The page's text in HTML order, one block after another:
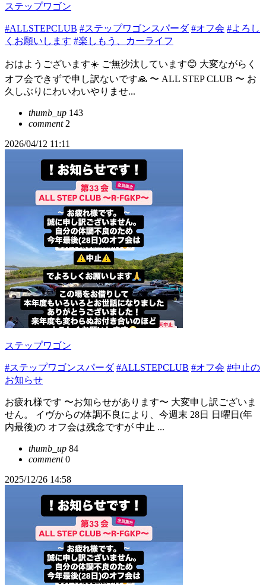
ステップワゴン
#ALLSTEPCLUB #ステップワゴンスパーダ #オフ会 #よろし
くお願いします #楽しもう、カーライフ
おはようございます☀️ ご無沙汰しています😊 大変ながらく
オフ会できずで申し訳ないです🙏 〜 ALL STEP CLUB 〜 お
久しぶりにわいわいやりませ...
thumb_up 143
comment2
2026/04/12 11:11
ステップワゴン
#ステップワゴンスパーダ #ALLSTEPCLUB #オフ会 #中止の
お知らせ
お疲れ様です 〜お知らせがあります〜 大変申し訳ございま
せん。 イヴからの体調不良により、今週末 28日 日曜日(年
内最後)の オフ会は残念ですが 中止 ...
thumb_up 84
comment0
2025/12/26 14:58